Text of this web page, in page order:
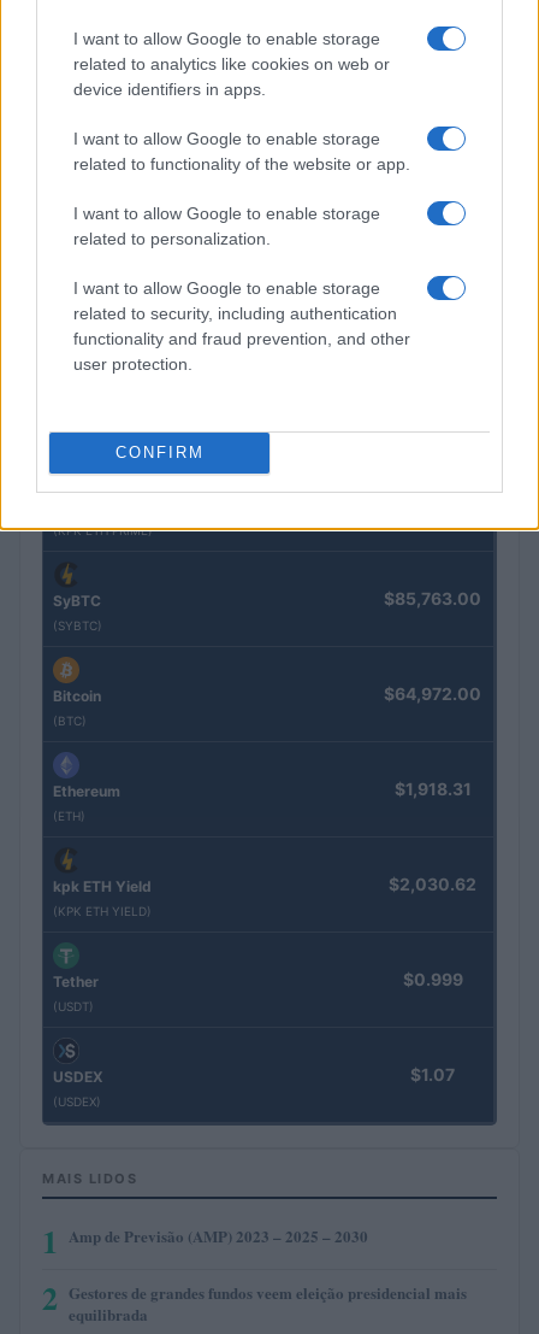
I want to allow Google to enable storage
related to analytics like cookies on web or
device identifiers in apps.
I want to allow Google to enable storage
related to functionality of the website or app.
I want to allow Google to enable storage
related to personalization.
I want to allow Google to enable storage
related to security, including authentication
functionality and fraud prevention, and other
user protection.
CONFIRM
COTAÇÕES CRYPTO
Nome Preço
Kinza Babylon Staked BTC
(KBTC)
$83,270.00
Eureka Bridged PAX Gold (Terra
(PAXG)
$4,205.78
(JDB)
(KPK ETH PRIME)
SyBTC
(SYBTC)
$85,763.00
Bitcoin
(BTC)
$64,972.00
Ethereum
(ETH)
$1,918.31
kpk ETH Yield
(KPK ETH YIELD)
$2,030.62
Tether
(USDT)
$0.999
USDEX
(USDEX)
$1.07
MAIS LIDOS
1 Amp de Previsão (AMP) 2023 – 2025 – 2030
2 Gestores de grandes fundos veem eleição presidencial mais
equilibrada